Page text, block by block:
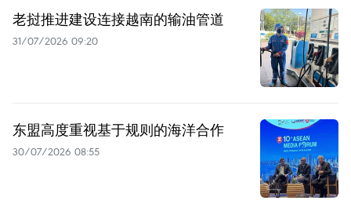
老挝推进建设连接越南的输油管道
31/07/2026 09:20
东盟高度重视基于规则的海洋合作
30/07/2026 08:55